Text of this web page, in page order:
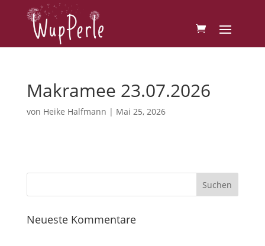
Makramee 23.07.2026
von Heike Halfmann | Mai 25, 2026
Neueste Kommentare